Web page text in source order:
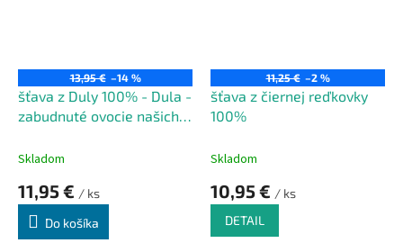
13,95 € –14 %
šťava z Duly 100% - Dula -
zabudnuté ovocie našich
Skladom
11,95 € / ks
Do košíka
11,25 € –2 %
šťava z čiernej reďkovky
100%
Skladom
10,95 € / ks
DETAIL